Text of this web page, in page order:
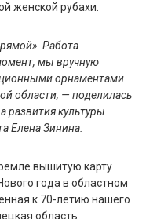
женской рубахи.
Работа
мы вручную
орнаментами
области, — поделилась
развития культуры
Елена Зинина.
вышитую карту
года в областном
к 70-летию нашего
область